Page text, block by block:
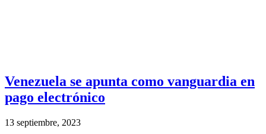
Venezuela se apunta como vanguardia en
pago electrónico
13 septiembre, 2023